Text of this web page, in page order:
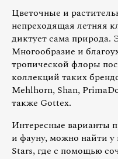
Цветочные и
непреходящая летняя
диктует сама
Многообразие и
тропической флоры
коллекций таких
Mehlhorn, Shan,
также Gottex.
Интересные варианты
и фауну, можно найти у
Stars, где с помощью